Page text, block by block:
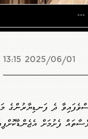
2025/06/01 13:15
ދެ ފަނޑިޔާރުންގެ
ފެށުމަށް